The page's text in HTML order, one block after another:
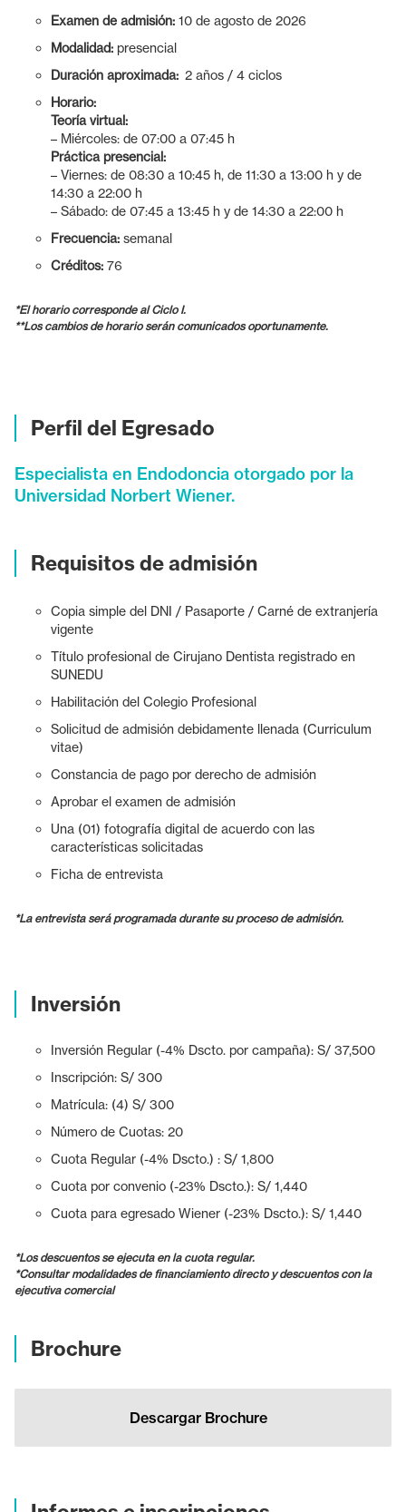
Examen de admisión: 10 de agosto de 2026
Modalidad: presencial
Duración aproximada: 2 años / 4 ciclos
Horario:
Teoría virtual:
– Miércoles: de 07:00 a 07:45 h
Práctica presencial:
– Viernes: de 08:30 a 10:45 h, de 11:30 a 13:00 h y de
14:30 a 22:00 h
– Sábado: de 07:45 a 13:45 h y de 14:30 a 22:00 h
Frecuencia: semanal
Créditos: 76
*El horario corresponde al Ciclo I.
**Los cambios de horario serán comunicados oportunamente.
Perfil del Egresado
Especialista en Endodoncia otorgado por la
Universidad Norbert Wiener.
Requisitos de admisión
Copia simple del DNI / Pasaporte / Carné de extranjería
vigente
Título profesional de Cirujano Dentista registrado en
SUNEDU
Habilitación del Colegio Profesional
Solicitud de admisión debidamente llenada (Curriculum
vitae)
Constancia de pago por derecho de admisión
Aprobar el examen de admisión
Una (01) fotografía digital de acuerdo con las
características solicitadas
Ficha de entrevista
*La entrevista será programada durante su proceso de admisión.
Inversión
Inversión Regular (-4% Dscto. por campaña): S/ 37,500
Inscripción: S/ 300
Matrícula: (4) S/ 300
Número de Cuotas: 20
Cuota Regular (-4% Dscto.) : S/ 1,800
Cuota por convenio (-23% Dscto.): S/ 1,440
Cuota para egresado Wiener (-23% Dscto.): S/ 1,440
*Los descuentos se ejecuta en la cuota regular.
*Consultar modalidades de financiamiento directo y descuentos con la
ejecutiva comercial
Brochure
Descargar Brochure